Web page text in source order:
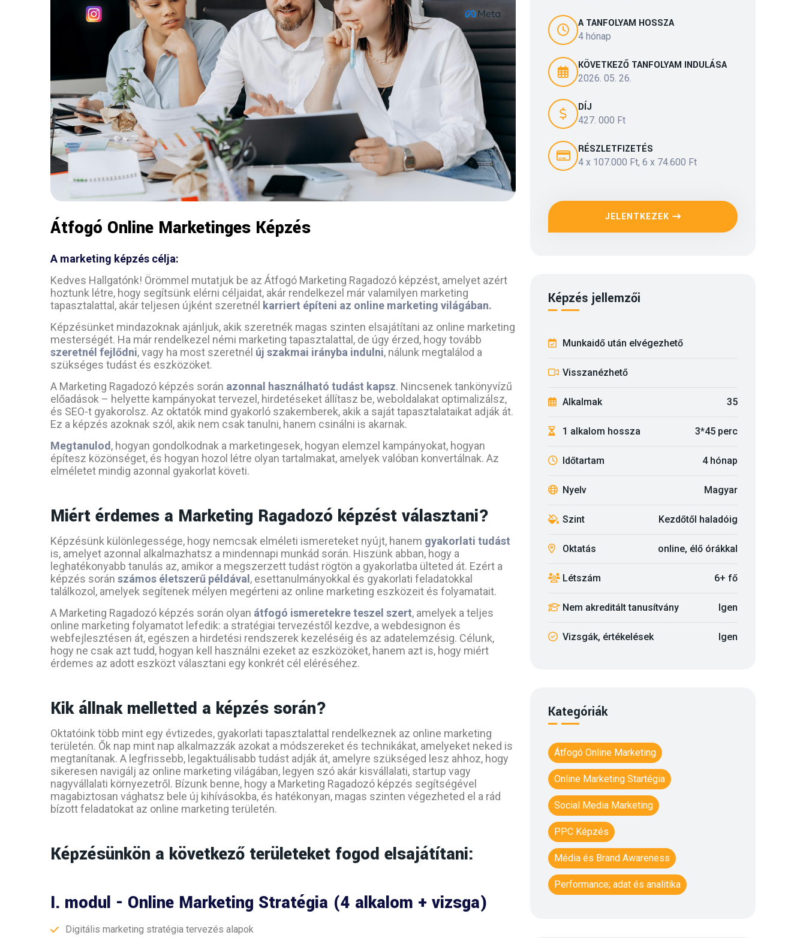
Átfogó Online Marketinges Képzés
A marketing képzés célja:
Kedves Hallgatónk! Örömmel mutatjuk be az Átfogó Marketing Ragadozó képzést, amelyet azért
hoztunk létre, hogy segítsünk elérni céljaidat, akár rendelkezel már valamilyen marketing
tapasztalattal, akár teljesen újként szeretnél karriert építeni az online marketing világában.
Képzésünket mindazoknak ajánljuk, akik szeretnék magas szinten elsajátítani az online marketing
mesterségét. Ha már rendelkezel némi marketing tapasztalattal, de úgy érzed, hogy tovább
szeretnél fejlődni, vagy ha most szeretnél új szakmai irányba indulni, nálunk megtalálod a
szükséges tudást és eszközöket.
A Marketing Ragadozó képzés során azonnal használható tudást kapsz. Nincsenek tankönyvízű
előadások – helyette kampányokat tervezel, hirdetéseket állítasz be, weboldalakat optimalizálsz,
és SEO-t gyakorolsz. Az oktatók mind gyakorló szakemberek, akik a saját tapasztalataikat adják át.
Ez a képzés azoknak szól, akik nem csak tanulni, hanem csinálni is akarnak.
Megtanulod , hogyan gondolkodnak a marketingesek, hogyan elemzel kampányokat, hogyan
építesz közönséget, és hogyan hozol létre olyan tartalmakat, amelyek valóban konvertálnak. Az
elméletet mindig azonnal gyakorlat követi.
Miért érdemes a Marketing Ragadozó képzést választani?
Képzésünk különlegessége, hogy nemcsak elméleti ismereteket nyújt, hanem gyakorlati tudást
is, amelyet azonnal alkalmazhatsz a mindennapi munkád során. Hiszünk abban, hogy a
leghatékonyabb tanulás az, amikor a megszerzett tudást rögtön a gyakorlatba ülteted át. Ezért a
képzés során számos életszerű példával , esettanulmányokkal és gyakorlati feladatokkal
találkozol, amelyek segítenek mélyen megérteni az online marketing eszközeit és folyamatait.
A Marketing Ragadozó képzés során olyan átfogó ismeretekre teszel szert, amelyek a teljes
online marketing folyamatot lefedik: a stratégiai tervezéstől kezdve, a webdesignon és
webfejlesztésen át, egészen a hirdetési rendszerek kezeléséig és az adatelemzésig. Célunk,
hogy ne csak azt tudd, hogyan kell használni ezeket az eszközöket, hanem azt is, hogy miért
érdemes az adott eszközt választani egy konkrét cél eléréséhez.
Kik állnak melletted a képzés során?
Oktatóink több mint egy évtizedes, gyakorlati tapasztalattal rendelkeznek az online marketing
területén. Ők nap mint nap alkalmazzák azokat a módszereket és technikákat, amelyeket neked is
megtanítanak. A legfrissebb, legaktuálisabb tudást adják át, amelyre szükséged lesz ahhoz, hogy
sikeresen navigálj az online marketing világában, legyen szó akár kisvállalati, startup vagy
nagyvállalati környezetről. Bízunk benne, hogy a Marketing Ragadozó képzés segítségével
magabiztosan vághatsz bele új kihívásokba, és hatékonyan, magas szinten végezheted el a rád
bízott feladatokat az online marketing területén.
Képzésünkön a következő területeket fogod elsajátítani:
I. modul - Online Marketing Stratégia (4 alkalom + vizsga)
Digitális marketing stratégia tervezés alapok
A TANFOLYAM HOSSZA
4 hónap
KÖVETKEZŐ TANFOLYAM INDULÁSA
2026. 05. 26.
DÍJ
427. 000 Ft
RÉSZLETFIZETÉS
4 x 107.000 Ft, 6 x 74.600 Ft
JELENTKEZEK
Képzés jellemzői
Munkaidő után elvégezhető
Visszanézhető
Alkalmak 35
1 alkalom hossza 3*45 perc
Időtartam 4 hónap
Nyelv Magyar
Szint Kezdőtől haladóig
Oktatás online, élő órákkal
Létszám 6+ fő
Nem akreditált tanusítvány Igen
Vizsgák, értékelések Igen
Kategóriák
Átfogó Online Marketing
Online Marketing Startégia
Social Media Marketing
PPC Képzés
Média és Brand Awareness
Performance; adat és analitika